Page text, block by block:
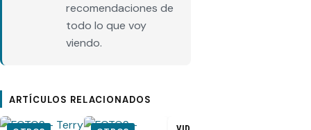
recomendaciones de
todo lo que voy
viendo.
ARTÍCULOS RELACIONADOS